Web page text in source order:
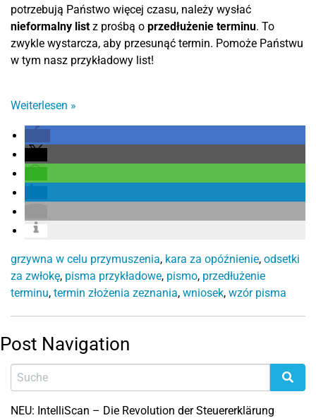
potrzebują Państwo więcej czasu, należy wysłać
nieformalny listz prośbą o przedłużenie terminu. To
zwykle wystarcza, aby przesunąć termin. Pomoże Państwu
w tym nasz przykładowy list!
Weiterlesen »
grzywna w celu przymuszenia, kara za opóźnienie, odsetki
za zwłokę, pisma przykładowe, pismo, przedłużenie
terminu, termin złożenia zeznania, wniosek, wzór pisma
Post Navigation
NEU: IntelliScan – Die Revolution der Steuererklärung